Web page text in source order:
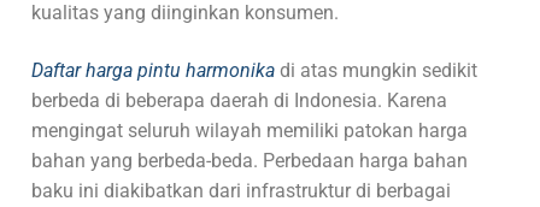
kualitas yang diinginkan konsumen.
Daftar harga pintu harmonika di atas mungkin sedikit
berbeda di beberapa daerah di Indonesia. Karena
mengingat seluruh wilayah memiliki patokan harga
bahan yang berbeda-beda. Perbedaan harga bahan
baku ini diakibatkan dari infrastruktur di berbagai